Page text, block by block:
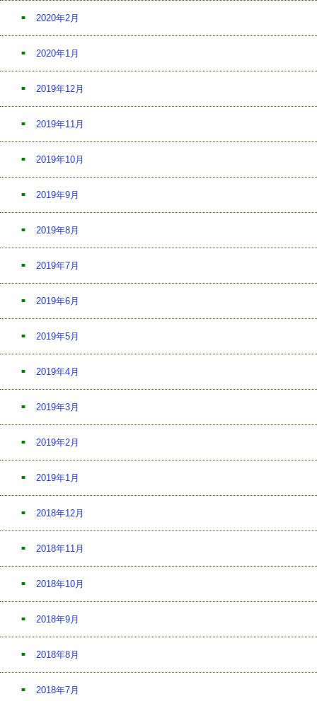
2020年2月
2020年1月
2019年12月
2019年11月
2019年10月
2019年9月
2019年8月
2019年7月
2019年6月
2019年5月
2019年4月
2019年3月
2019年2月
2019年1月
2018年12月
2018年11月
2018年10月
2018年9月
2018年8月
2018年7月